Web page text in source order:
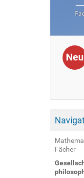
Neu
Fächer